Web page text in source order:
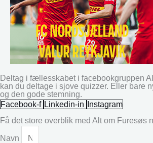
Deltag i fællesskabet i facebookgruppen
kan du deltage i sjove quizzer. Eller bare
og den gode stemning.
Facebook-f Linkedin-in
Instagram
Få det store overblik med Alt om Furesøs
Navn